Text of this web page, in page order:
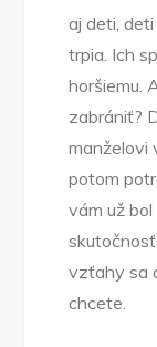
aj deti,
trpia. Ich
horšiemu.
zabrániť?
manželovi
potom
vám už
vzťahy sa
chcete.